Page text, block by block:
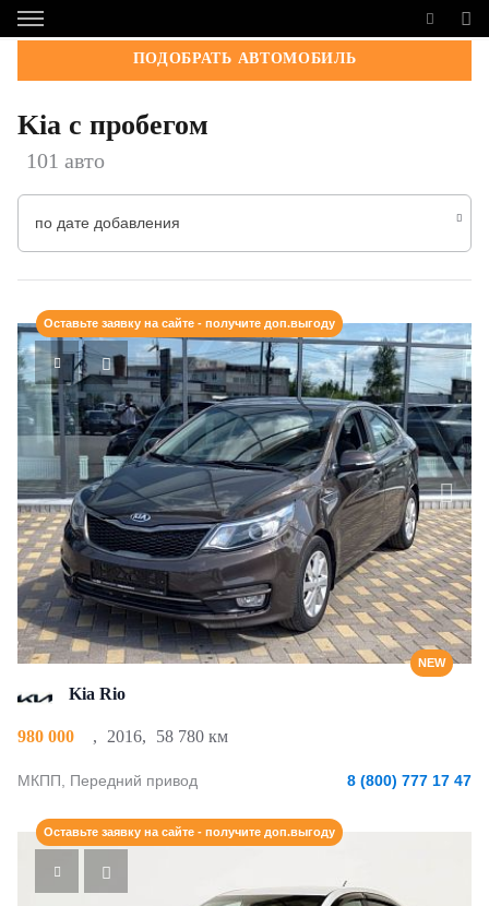
ПОДОБРАТЬ АВТОМОБИЛЬ
Kia с пробегом
101 авто
по дате добавления
NEW
Оставьте заявку на сайте - получите доп.выгоду
Kia Rio
980 000 , 2016, 58 780 км
МКПП, Передний привод 8 (800) 777 17 47
Оставьте заявку на сайте - получите доп.выгоду